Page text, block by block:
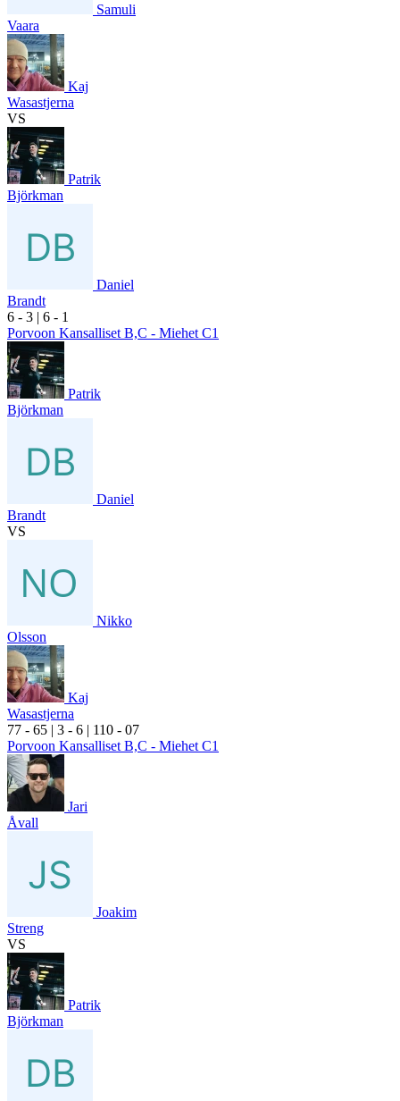
Samuli
Vaara
Kaj
Wasastjerna
VS
Patrik
Björkman
Daniel
Brandt
6 - 3 | 6 - 1
Porvoon Kansalliset B,C - Miehet C1
Patrik
Björkman
Daniel
Brandt
VS
Nikko
Olsson
Kaj
Wasastjerna
77 - 65 | 3 - 6 | 110 - 07
Porvoon Kansalliset B,C - Miehet C1
Jari
Åvall
Joakim
Streng
VS
Patrik
Björkman